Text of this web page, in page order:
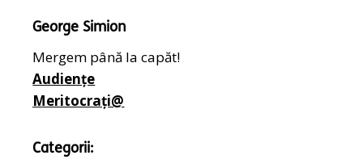
George Simion
Mergem până la capăt!
Audiențe
Meritocrați@
Categorii: